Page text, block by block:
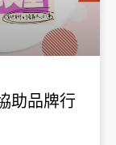
助品牌行